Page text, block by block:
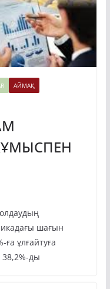
АЙМАҚ
шағын
ға ұлғайтуға
38,2%-ды